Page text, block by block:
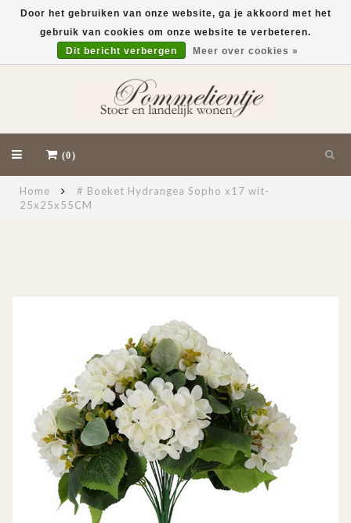
(0)
Home
# Boeket Hydrangea Sopho x17 wit-
25x25x55CM
Door het gebruiken van onze website, ga je akkoord met het
gebruik van cookies om onze website te verbeteren.
Dit bericht verbergen
Meer over cookies »